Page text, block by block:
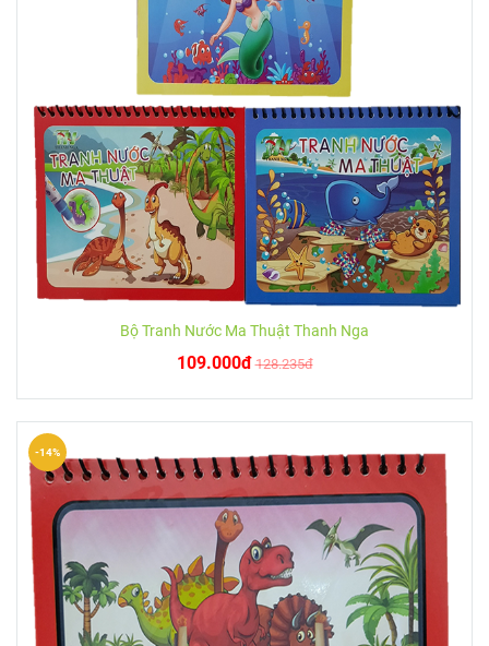
Bộ Tranh Nước Ma Thuật Thanh Nga
109.000đ 128.235đ
-14%